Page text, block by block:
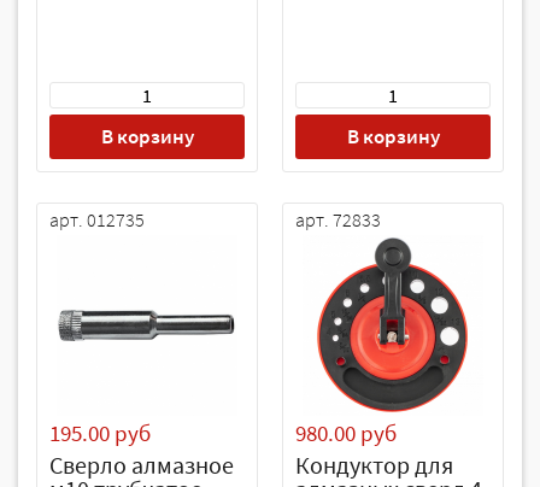
В корзину В корзину
арт. 012735
195.00 руб
Сверло алмазное
арт. 72833
980.00 руб
Кондуктор для